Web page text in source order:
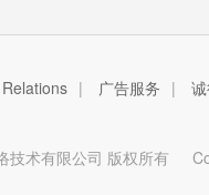
| 广告服务 |
技术有限公司 版权所有